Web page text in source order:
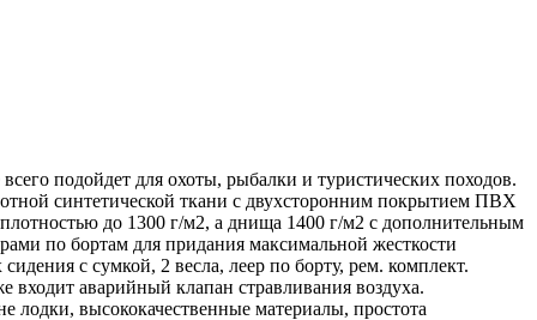
подойдет для охоты, рыбалки и туристических походов.
синтетической ткани с двухсторонним покрытием ПВХ
до 1300 г/м2, а днища 1400 г/м2 с дополнительным
по бортам для придания максимальной жесткости
с сумкой, 2 весла, леер по борту, рем. комплект.
аварийный клапан стравливания воздуха.
лодки, высококачественные материалы, простота